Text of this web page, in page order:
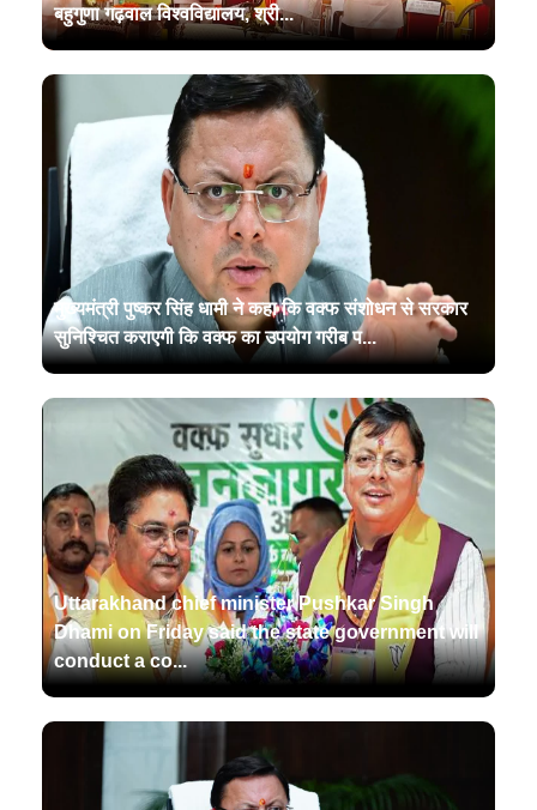
बहुगुणा गढ़वाल विश्वविद्यालय, श्री...
मुख्यमंत्री पुष्कर सिंह धामी ने कहा कि वक्फ संशोधन से सरकार
सुनिश्चित कराएगी कि वक्फ का उपयोग गरीब प...
Uttarakhand chief minister Pushkar Singh
Dhami on Friday said the state government will
conduct a co...